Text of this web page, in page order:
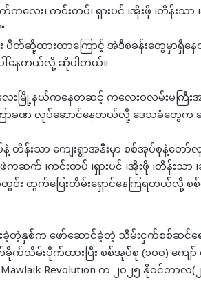
ေး၊ ကင်းတပ်၊ ရှားပင် ၊အိုးဖို ၊တိန်းသာ
ပိတ်ဆို့ထားတာကြောင့် အဲဒီစခန်းတွေမှာရှီန
ေါ်နေတယ်လို့ ဆိုပါတယ်။
ေးမြို့နယ်ကနေတဆင့် ကလေး၀လမ်းမက
ြာခဏ လုပ်ဆောင်နေတယ်လို့ ဒေသခံတွေက
န်းသာ ကျေးရွာအနီးမှာ စစ်အုပ်စုနဲ့တေ
ဆက် ၊ကင်းတပ် ၊ရှားပင် ၊အိုးဖို ၊တိန်းသာ
င်း ထွက်ပြေးတိမ်းရှောင်နေကြရတယ်လို့
တဲ့နှစ်က ဖော်ဆောင်ခဲ့တဲ့ သိမ်းငှက်စစ်ဆင်ရ
က်ခိုက်သိမ်းပိုက်ထားပြီး စစ်အုပ််စု (၁၀၀)
Revolution က ၂၀၂၅ နိုဝင်ဘာ